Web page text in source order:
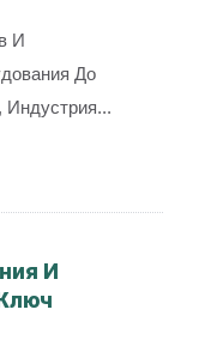
И
До
Индустрия...
И